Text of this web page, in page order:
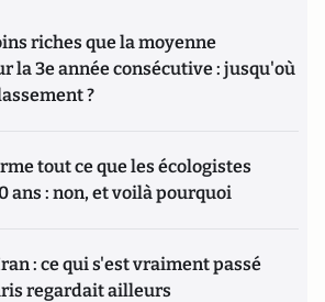
riches que la moyenne
la 3e année consécutive : jusqu'où
?
tout ce que les écologistes
ans : non, et voilà pourquoi
: ce qui s'est vraiment passé
regardait ailleurs